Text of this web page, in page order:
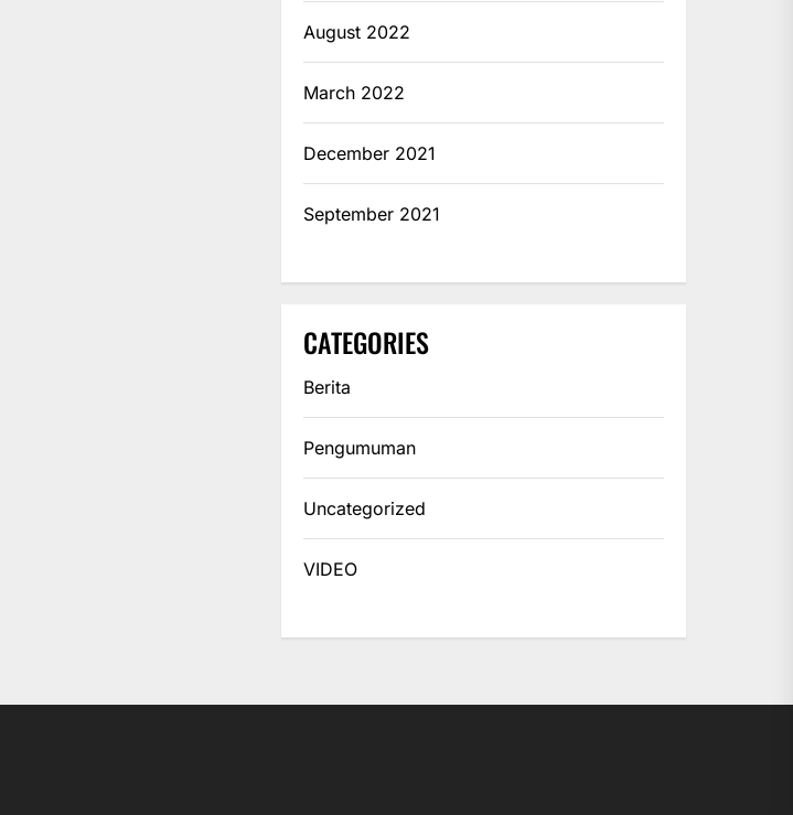
August 2022
March 2022
December 2021
September 2021
CATEGORIES
Berita
Pengumuman
Uncategorized
VIDEO